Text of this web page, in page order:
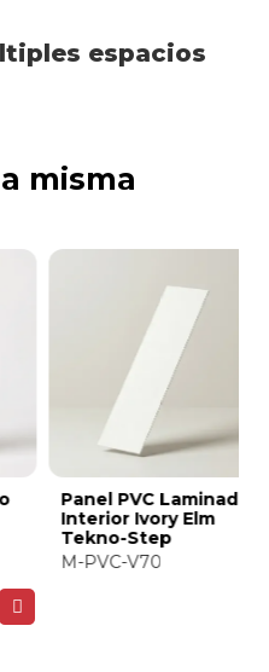
espacios
misma
Panel PVC Laminado
Interior Maple Dusk
Tekno-Step
M-PVC-V71